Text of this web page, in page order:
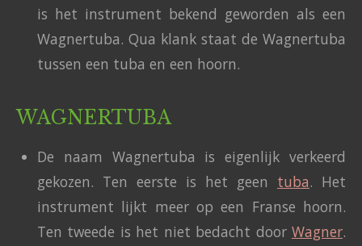
is het instrument bekend geworden als een
Wagnertuba. Qua klank staat de Wagnertuba
tussen een tuba en een hoorn.
WAGNERTUBA
De naam Wagnertuba is eigenlijk verkeerd
gekozen. Ten eerste is het geen tuba. Het
instrument lijkt meer op een Franse hoorn.
Ten tweede is het niet bedacht door Wagner.